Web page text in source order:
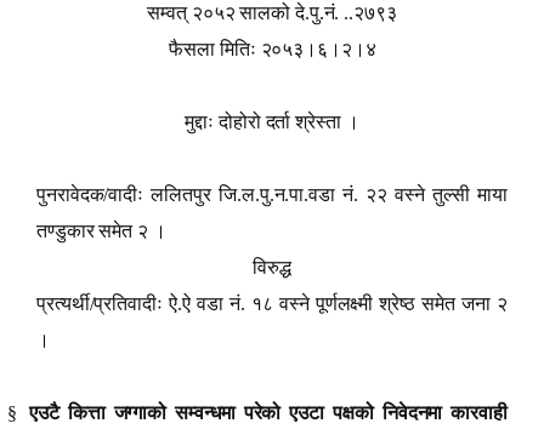
सम्वत् २०५२ सालको दे.पु.नं. ..२७९३
फैसला मितिः २०५३।६।२।४
मुद्दाः दोहोरो दर्ता श्रेस्ता ।
पुनरावेदक/वादीः ललितपुर जि.ल.पु.न.पा.वडा नं. २२ वस्ने तुल्सी माया
तण्डुकार समेत २ ।
विरुद्ध
प्रत्यर्थी/प्रतिवादीः ऐ.ऐ वडा नं. १८ वस्ने पूर्णलक्ष्मी श्रेष्ठ समेत जना २
।
§
एउटै कित्ता जग्गाको सम्वन्धमा परेको एउटा पक्षको निवेदनमा कारवाही